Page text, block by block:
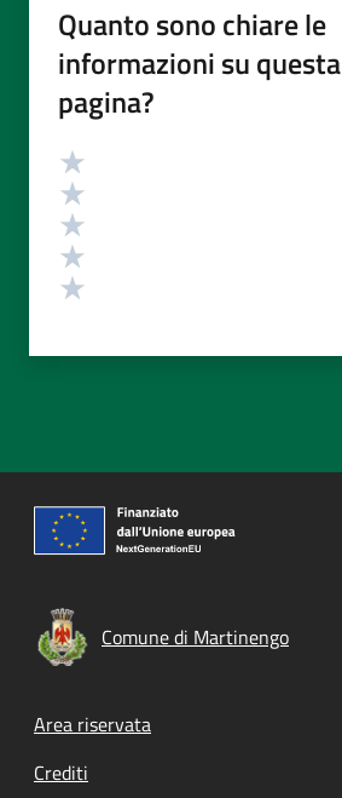
Quanto sono chiare le
informazioni su questa
pagina?
Valutazione
Comune di Martinengo
Footer menu
Area riservata
Crediti